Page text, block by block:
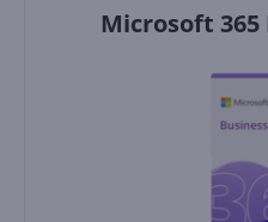
Microsoft 365